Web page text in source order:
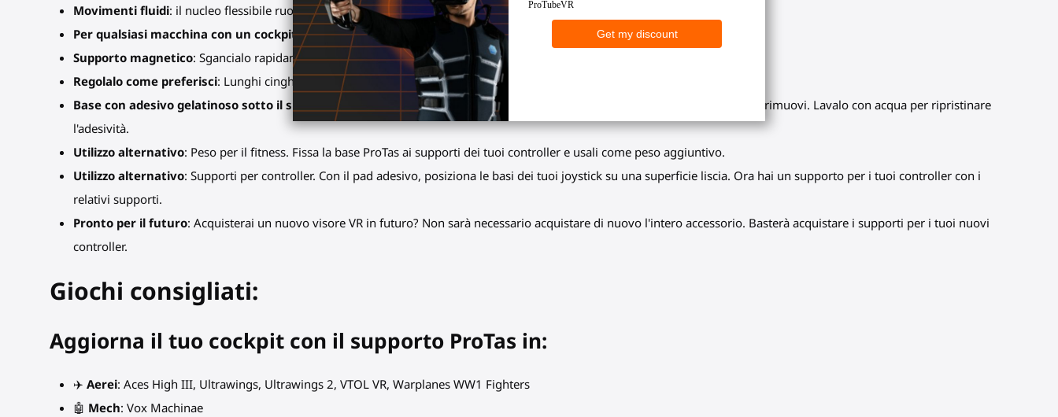
Movimenti fluidi: il nucleo flessibile ruota a 360° sul suo asse, garantendo una guida senza sussulti e tremori.
Per qualsiasi macchina con un cockpit: Per aerei, navicelle spaziali, mech o persino macchinari pesanti.
Supporto magnetico: Sgancialo rapidamente per interagire con il tuo cockpit virtuale e l'ambiente circostante.
Regolalo come preferisci: Lunghi cinghie in velcro per fissarlo a una poltrona.
Base con adesivo gelatinoso sotto il supporto ProTas
: Posiziona il tuo joystick VR sulla scrivania. Nessuna traccia quando lo rimuovi. Lavalo con acqua per ripristinare
l'adesività.
Utilizzo alternativo: Peso per il fitness. Fissa la base ProTas ai supporti dei tuoi controller e usali come peso aggiuntivo.
Utilizzo alternativo: Supporti per controller. Con il pad adesivo, posiziona le basi dei tuoi joystick su una superficie liscia. Ora hai un supporto per i tuoi controller con i
relativi supporti.
Pronto per il futuro: Acquisterai un nuovo visore VR in futuro? Non sarà necessario acquistare di nuovo l'intero accessorio. Basterà acquistare i supporti per i tuoi nuovi
controller.
Giochi consigliati:
Aggiorna il tuo cockpit con il supporto ProTas in:
✈️Aerei: Aces High III, Ultrawings, Ultrawings 2, VTOL VR, Warplanes WW1 Fighters
🤖 Mech: Vox Machinae